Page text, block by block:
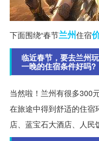
下面围绕“春节兰州住宿
临近春节，要去兰州
一晚的住宿条件好吗?
当然啦！兰州有很多300
在旅途中得到舒适的住宿
店、蓝宝石大酒店、人民